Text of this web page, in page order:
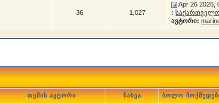
36 1,027
Apr 26 2026,
:
ავტორი:
თემის ავტორი ნახვა ბოლო